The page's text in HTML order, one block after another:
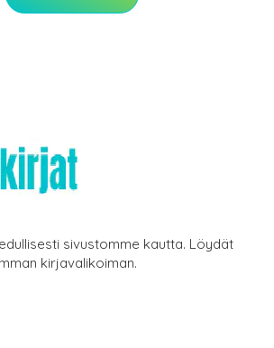
sivustomme kautta. Löydät
kirjavalikoiman.